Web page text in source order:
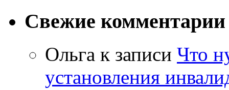
Свежие комментарии
Ольга к записи Что
установления